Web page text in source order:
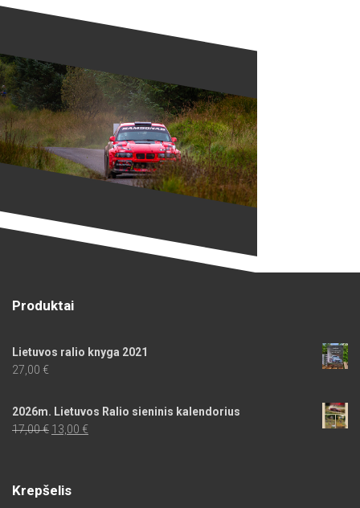
Produktai
Lietuvos ralio knyga 2021
27,00 €
2026m. Lietuvos Ralio sieninis kalendorius
17,00€ Original
13,00 €Current
Krepšelis